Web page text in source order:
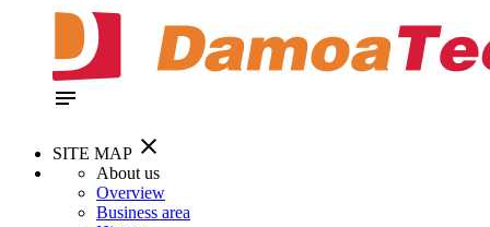
notes
SITE MAP clear
About us
Overview
Business area